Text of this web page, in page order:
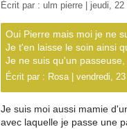
Écrit par : ulm pierre | jeudi, 22
Oui Pierre mais moi je ne
Je t'en laisse le soin ainsi
Je ne suis qu'un
Écrit par : Rosa | vendredi,
Je suis moi aussi mamie
avec laquelle je passe une